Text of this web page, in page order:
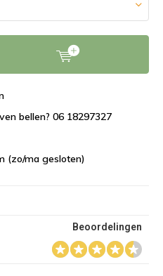
bellen? 06 18297327
(zo/ma gesloten)
Beoordelingen